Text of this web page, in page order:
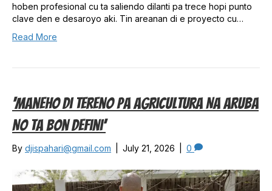
hoben profesional cu ta saliendo dilanti pa trece hopi punto
clave den e desaroyo aki. Tin areanan di e proyecto cu…
Read More
‘Maneho Di Tereno Pa Agricultura Na Aruba
No Ta Bon Defini’
By djispahari@gmail.com July 21, 2026 0